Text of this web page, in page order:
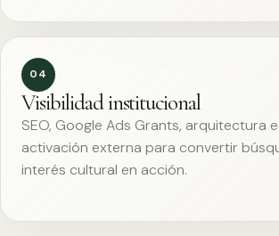
04
Visibilidad institucional
SEO, Google Ads Grants, arquitectura
activación externa para convertir
interés cultural en acción.